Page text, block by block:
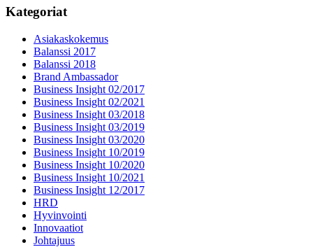
Kategoriat
Asiakaskokemus
Balanssi 2017
Balanssi 2018
Brand Ambassador
Business Insight 02/2017
Business Insight 02/2021
Business Insight 03/2018
Business Insight 03/2019
Business Insight 03/2020
Business Insight 10/2019
Business Insight 10/2020
Business Insight 10/2021
Business Insight 12/2017
HRD
Hyvinvointi
Innovaatiot
Johtajuus